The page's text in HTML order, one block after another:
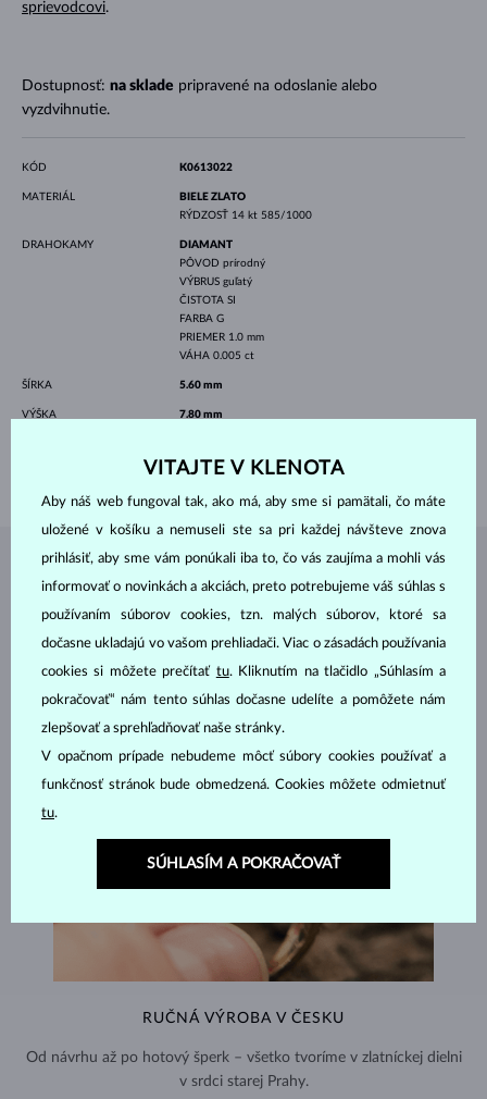
sprievodcovi.
Dostupnosť: na sklade pripravené na odoslanie alebo
vyzdvihnutie.
KÓD K0613022
MATERIÁL
BIELE ZLATO
RÝDZOSŤ 14 kt 585/1000
DRAHOKAMY
DIAMANT
PÔVOD prírodný
VÝBRUS guľatý
ČISTOTA SI
FARBA G
PRIEMER 1.0 mm
VÁHA 0.005 ct
ŠÍRKA 5.60 mm
VÝŠKA 7.80 mm
1.05 g
RUČNÁ VÝROBA V ČESKU
Od návrhu až po hotový šperk – všetko tvoríme v zlatníckej dielni
v srdci starej Prahy.
VITAJTE V KLENOTA
Aby náš web fungoval tak, ako má, aby sme si pamätali, čo máte
uložené v košíku a nemuseli ste sa pri každej návšteve znova
prihlásiť, aby sme vám ponúkali iba to, čo vás zaujíma a mohli vás
informovať o novinkách a akciách, preto potrebujeme váš súhlas s
používaním súborov cookies, tzn. malých súborov, ktoré sa
dočasne ukladajú vo vašom prehliadači. Viac o zásadách používania
cookies si môžete prečítať tu. Kliknutím na tlačidlo „Súhlasím a
pokračovať“ nám tento súhlas dočasne udelíte a pomôžete nám
zlepšovať a sprehľadňovať naše stránky.
V opačnom prípade nebudeme môcť súbory cookies používať a
funkčnosť stránok bude obmedzená. Cookies môžete odmietnuť
tu.
SÚHLASÍM A POKRAČOVAŤ